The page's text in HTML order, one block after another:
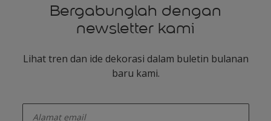
Bergabunglah dengan
newsletter kami
Lihat tren dan ide dekorasi dalam buletin bulanan
baru kami.